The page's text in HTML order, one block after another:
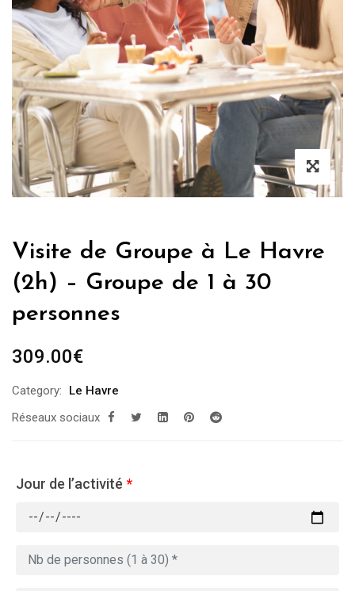
Visite de Groupe à Le Havre
(2h) – Groupe de 1 à 30
personnes
309.00€
Category:
Le Havre
Réseaux sociaux
Jour de l’activité *